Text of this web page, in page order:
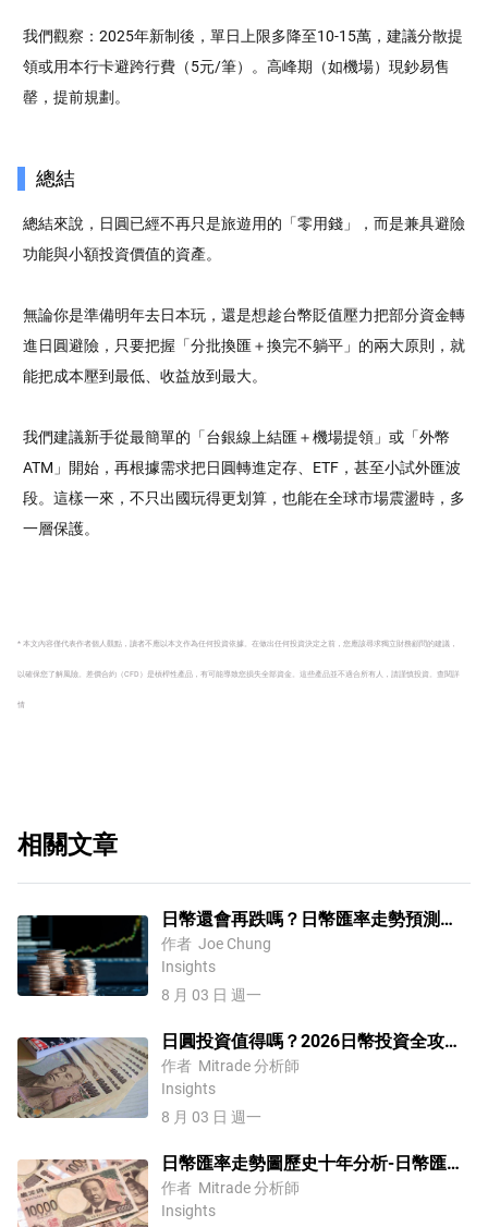
我們觀察：2025年新制後，單日上限多降至10-15萬，建議分散提
領或用本行卡避跨行費（5元/筆）。高峰期（如機場）現鈔易售
罄，提前規劃。
總結
總結來說，日圓已經不再只是旅遊用的「零用錢」，而是兼具避險
功能與小額投資價值的資產。
無論你是準備明年去日本玩，還是想趁台幣貶值壓力把部分資金轉
進日圓避險，只要把握「分批換匯＋換完不躺平」的兩大原則，就
能把成本壓到最低、收益放到最大。
我們建議新手從最簡單的「台銀線上結匯＋機場提領」或「外幣
ATM」開始，再根據需求把日圓轉進定存、ETF，甚至小試外匯波
段。這樣一來，不只出國玩得更划算，也能在全球市場震盪時，多
一層保護。
* 本文內容僅代表作者個人觀點，讀者不應以本文作為任何投資依據。在做出任何投資決定之前，您應該尋求獨立財務顧問的建議，
以確保您了解風險。 差價合約（CFD）是槓桿性產品，有可能導致您損失全部資金。這些產品並不適合所有人，請謹慎投資。 查閱詳
情
相關文章
日幣還會再跌嗎？日幣匯率走勢預測
2026【台灣投資日幣攻略】
作者 Joe Chung
Insights
8 月 03 日 週一
日圓投資值得嗎？2026日幣投資全攻
略：從換匯、ETF 到外匯交易一次看懂
作者 Mitrade 分析師
Insights
8 月 03 日 週一
日幣匯率走勢圖歷史十年分析-日幣匯率
歷史十年最低 未來將如何？
作者 Mitrade 分析師
Insights